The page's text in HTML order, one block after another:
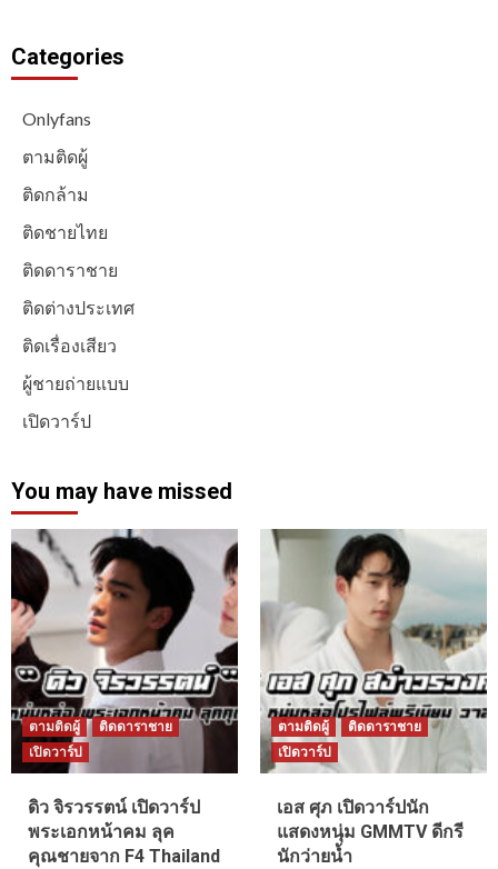
Categories
Onlyfans
ตามติดผู้
ติดกล้าม
ติดชายไทย
ติดดาราชาย
ติดต่างประเทศ
ติดเรื่องเสียว
ผู้ชายถ่ายแบบ
เปิดวาร์ป
You may have missed
ตามติดผู้
ติดดาราชาย
เปิดวาร์ป
ดิว จิรวรรตน์ เปิดวาร์ป
พระเอกหน้าคม ลุค
คุณชายจาก F4 Thailand
ตามติดผู้
ติดดาราชาย
เปิดวาร์ป
เอส ศุภ เปิดวาร์ปนัก
แสดงหนุ่ม GMMTV ดีกรี
นักว่ายน้ำ